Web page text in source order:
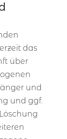
das
über
und
und ggf.